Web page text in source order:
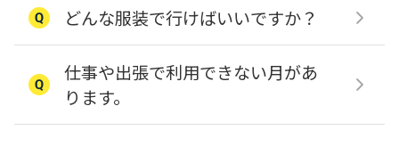
どんな服装で行けばいいですか？
仕事や出張で利用できない月があ
ります。